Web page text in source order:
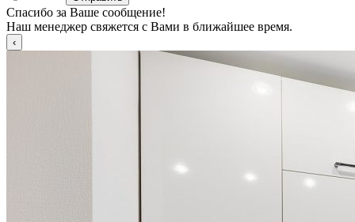
Спасибо за Ваше сообщение!
Наш менеджер свяжется с Вами в ближайшее время.